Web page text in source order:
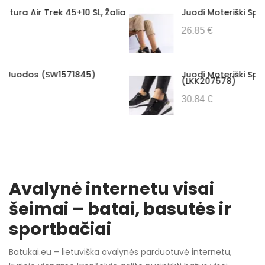
Juodi Moteriški Sportbačiai Solea (LKK207119)
Juodi Moteriški Sportbačiai Solea
(LKK207578)
Avalynė internetu visai
šeimai – batai, basutės ir
sportbačiai
Batukai.eu – lietuviška avalynės parduotuvė internetu,